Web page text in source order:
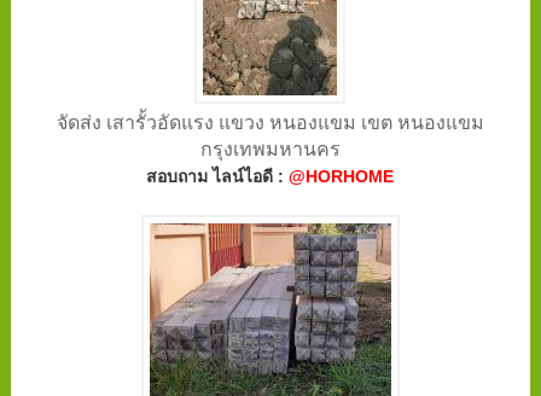
จัดส่ง เสารั้วอัดแรง แขวง หนองแขม เขต หนองแขม
กรุงเทพมหานคร
สอบถาม ไลน์ไอดี :@HORHOME